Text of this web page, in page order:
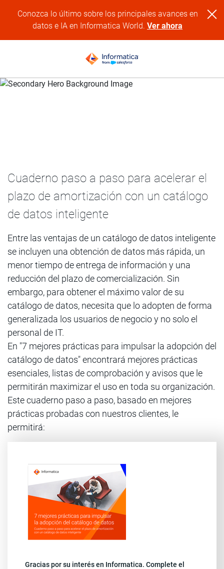
Conozca lo último sobre los principales avances en
datos e IA en Informatica World.Ver ahora
Cuaderno paso a paso para acelerar el
plazo de amortización con un catálogo
de datos inteligente
Entre las ventajas de un catálogo de datos inteligente
se incluyen una obtención de datos más rápida, un
menor tiempo de entrega de información y una
reducción del plazo de comercialización. Sin
embargo, para obtener el máximo valor de su
catálogo de datos, necesita que lo adopten de forma
generalizada los usuarios de negocio y no solo el
personal de IT.
En "7 mejores prácticas para impulsar la adopción del
catálogo de datos" encontrará mejores prácticas
esenciales, listas de comprobación y avisos que le
permitirán maximizar el uso en toda su organización.
Este cuaderno paso a paso, basado en mejores
prácticas probadas con nuestros clientes, le
permitirá:
Gracias por su interés en Informatica. Complete el